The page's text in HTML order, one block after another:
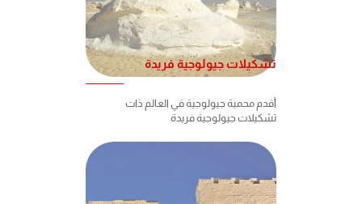
تشكيلات جيولوجية فريدة
أقدم محمية جيولوجية في العالم ذات
تشكيلات جيولوجية فريدة